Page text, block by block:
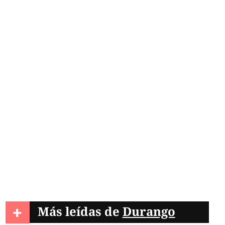
+ Más leídas de Durango